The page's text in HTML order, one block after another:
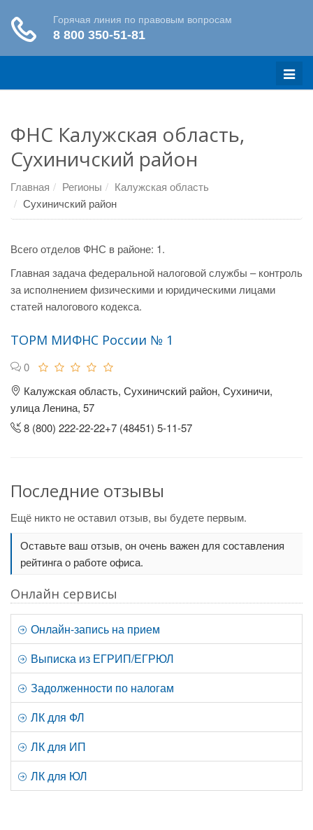
Меню
ФНС Калужская область,
Сухиничский район
Главная Регионы
Калужская область
Сухиничский район
Всего отделов ФНС в районе: 1.
Главная задача федеральной налоговой службы – контроль
за исполнением физическими и юридическими лицами
статей налогового кодекса.
ТОРМ МИФНС России № 1
0
Калужская область, Сухиничский район, Сухиничи,
улица Ленина, 57
8 (800) 222-22-22+7 (48451) 5-11-57
Последние отзывы
Ещё никто не оставил отзыв, вы будете первым.
Оставьте ваш отзыв, он очень важен для составления
рейтинга о работе офиса.
Онлайн сервисы
Онлайн-запись на прием
Выписка из ЕГРИП/ЕГРЮЛ
Задолженности по налогам
ЛК для ФЛ
ЛК для ИП
ЛК для ЮЛ